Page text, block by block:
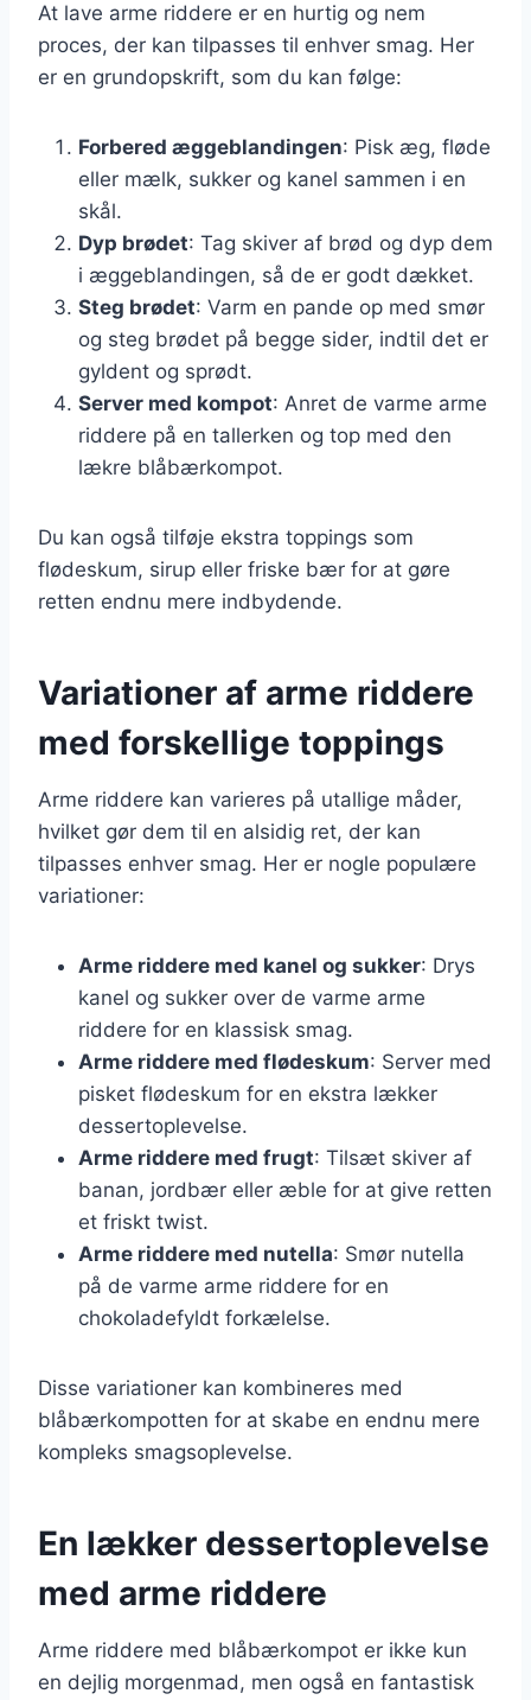
At lave arme riddere er en hurtig og nem
proces, der kan tilpasses til enhver smag. Her
er en grundopskrift, som du kan følge:
Forbered æggeblandingen: Pisk æg, fløde
eller mælk, sukker og kanel sammen i en
skål.
Dyp brødet: Tag skiver af brød og dyp dem
i æggeblandingen, så de er godt dækket.
Steg brødet: Varm en pande op med smør
og steg brødet på begge sider, indtil det er
gyldent og sprødt.
Server med kompot: Anret de varme arme
riddere på en tallerken og top med den
lækre blåbærkompot.
Du kan også tilføje ekstra toppings som
flødeskum, sirup eller friske bær for at gøre
retten endnu mere indbydende.
Variationer af arme riddere
med forskellige toppings
Arme riddere kan varieres på utallige måder,
hvilket gør dem til en alsidig ret, der kan
tilpasses enhver smag. Her er nogle populære
variationer:
Arme riddere med kanel og sukker: Drys
kanel og sukker over de varme arme
riddere for en klassisk smag.
Arme riddere med flødeskum: Server med
pisket flødeskum for en ekstra lækker
dessertoplevelse.
Arme riddere med frugt: Tilsæt skiver af
banan, jordbær eller æble for at give retten
et friskt twist.
Arme riddere med nutella: Smør nutella
på de varme arme riddere for en
chokoladefyldt forkælelse.
Disse variationer kan kombineres med
blåbærkompotten for at skabe en endnu mere
kompleks smagsoplevelse.
En lækker dessertoplevelse
med arme riddere
Arme riddere med blåbærkompot er ikke kun
en dejlig morgenmad, men også en fantastisk